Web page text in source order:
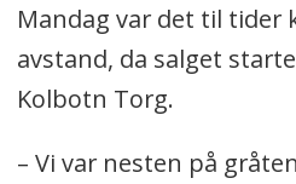
Mandag var det til tider
avstand, da salget
Kolbotn Torg.
– Vi var nesten på